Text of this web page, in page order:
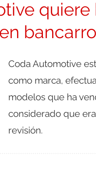
Coda Automotive
como marca,
modelos que ha
considerado que
revisión.